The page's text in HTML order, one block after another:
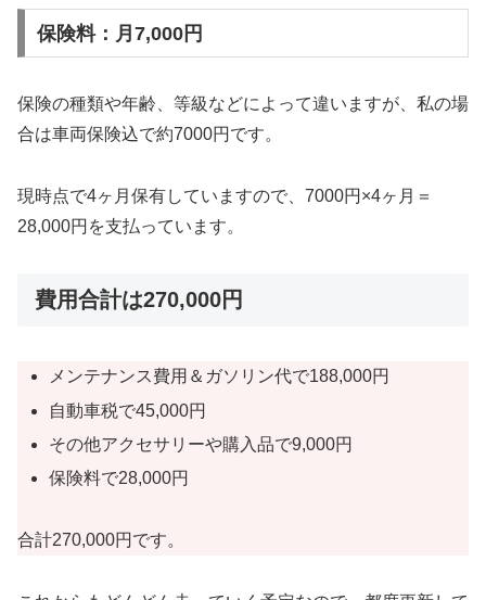
保険料：月7,000円
保険の種類や年齢、等級などによって違いますが、私の場
合は車両保険込で約7000円です。
現時点で4ヶ月保有していますので、7000円×4ヶ月＝
28,000円を支払っています。
費用合計は270,000円
メンテナンス費用＆ガソリン代で188,000円
自動車税で45,000円
その他アクセサリーや購入品で9,000円
保険料で28,000円
合計270,000円です。